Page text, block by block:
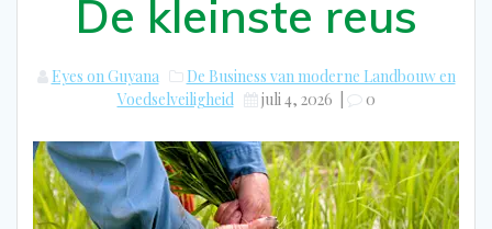
De kleinste reus
Eyes on Guyana
De Business van moderne Landbouw en
Voedselveiligheid
juli 4, 2026 0